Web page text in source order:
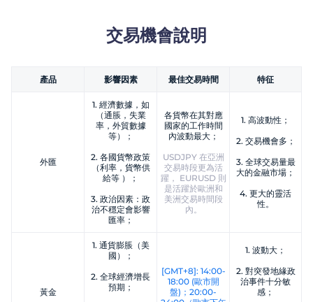
交易機會說明
產品 影響因素 最佳交易時間 特征
外匯
1. 經濟數據，如
（通脹，失業
率，外貿數據
等）；
2. 各國貨幣政策
（利率，貨幣供
給等 ）；
3. 政治因素：政
治不穩定會影響
匯率；
各貨幣在其對應
國家的工作時間
內波動最大；
USDJPY 在亞洲
交易時段更為活
躍， EURUSD 則
是活躍於歐洲和
美洲交易時間段
內。
1. 高波動性；
2. 交易機會多；
3. 全球交易量最
大的金融市場；
4. 更大的靈活
性。
黃金
1. 通貨膨脹（美
國）；
2. 全球經濟增長
預期；
[GMT+8]: 14:00-
18:00 (歐市開
盤)；20:00-
1. 波動大；
2. 對突發地緣政
治事件十分敏
感；